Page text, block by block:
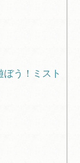
ぼう！ミスト